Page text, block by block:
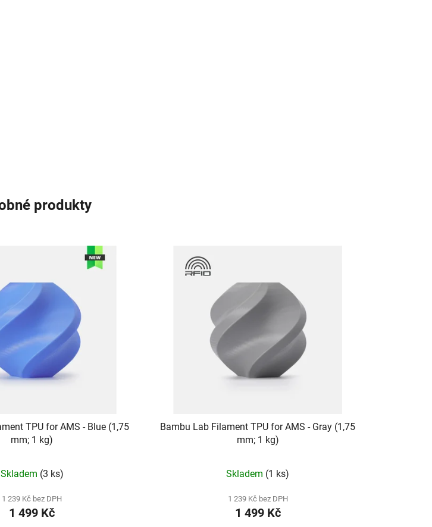
produkty
TPU for AMS - Blue (1,75
mm; 1 kg)
Skladem (3 ks)
1 239 Kč bez DPH
1 499 Kč
Bambu Lab Filament TPU for AMS - Gray (1,75
mm; 1 kg)
Skladem (1 ks)
1 239 Kč bez DPH
1 499 Kč